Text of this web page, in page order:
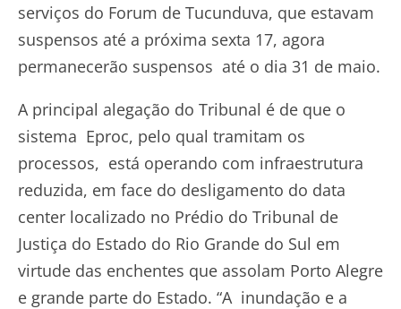
serviços do Forum de Tucunduva, que estavam
suspensos até a próxima sexta 17, agora
permanecerão suspensos até o dia 31 de maio.
A principal alegação do Tribunal é de que o
sistema Eproc, pelo qual tramitam os
processos, está operando com infraestrutura
reduzida, em face do desligamento do data
center localizado no Prédio do Tribunal de
Justiça do Estado do Rio Grande do Sul em
virtude das enchentes que assolam Porto Alegre
e grande parte do Estado. “A inundação e a